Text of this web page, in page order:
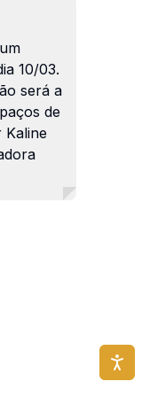
10/03.
será a
de
Kaline